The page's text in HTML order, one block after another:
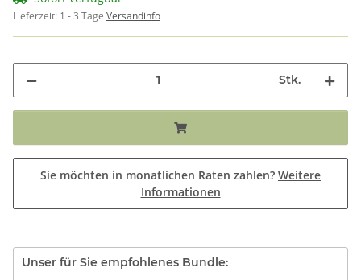
Lieferzeit: 1 - 3 Tage Versandinfo
Stk.
Sie möchten in monatlichen Raten zahlen? Weitere
Informationen
Unser für Sie empfohlenes Bundle: